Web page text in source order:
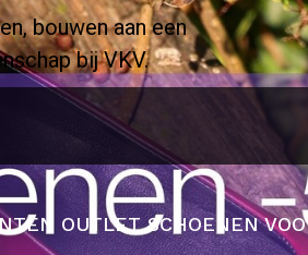
bouwen aan een
bij VKV.
OUTLET SCHOENEN